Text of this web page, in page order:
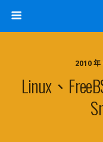
2010
Linux、